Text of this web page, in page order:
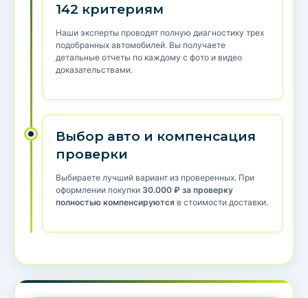
142 критериям
Наши эксперты проводят полную диагностику трех
подобранных автомобилей. Вы получаете
детальные отчеты по каждому с фото и видео
доказательствами.
Выбор авто и компенсация
проверки
Выбираете лучший вариант из проверенных. При
оформлении покупки 30.000 ₽ за проверку
полностью компенсируются в стоимости доставки.